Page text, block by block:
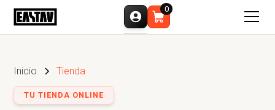
0
Inicio Tienda
TU TIENDA ONLINE